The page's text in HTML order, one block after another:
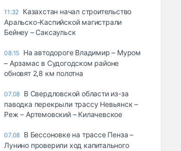
11:32 Казахстан начал строительство
Аральско-Каспийской магистрали
Бейнеу – Саксаульск
08:15 На автодороге Владимир – Муром
– Арзамас в Судогодском районе
обновят 2,8 км полотна
07.08 В Свердловской области из-за
паводка перекрыли трассу Невьянск –
Реж – Артемовский – Килачевское
07.08 В Бессоновке на трассе Пенза –
Лунино проверили ход капитального